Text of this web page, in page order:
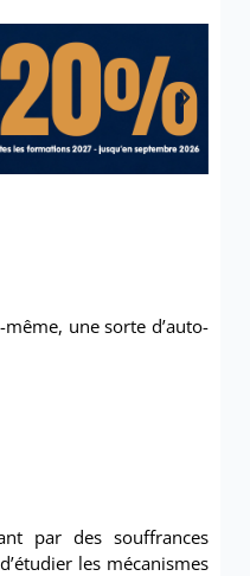
une sorte d’auto-
par des souffrances
les mécanismes